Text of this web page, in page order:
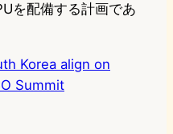
を配備する計画であ
Korea align on
Summit